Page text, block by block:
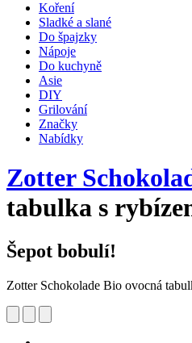
Koření
Sladké a slané
Do špajzky
Nápoje
Do kuchyně
Asie
DIY
Grilování
Značky
Nabídky
Zotter
tabulka s
Šepot bobulí!
Zotter Schokolade Bio ovocná